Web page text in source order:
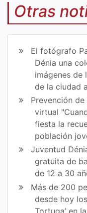
mp
art
en
Fa
ce
bo
ok
mp
art
ir
en
Tw
itt
er
Otras
El fotógrafo
Dénia una
imágenes de
de la ciudad
Prevención
virtual
fiesta la
población
Juventud
gratuita de
de 12 a 30
Más de 200
desde hoy
Tortuga’ en